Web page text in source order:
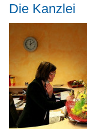
Die Kanzlei